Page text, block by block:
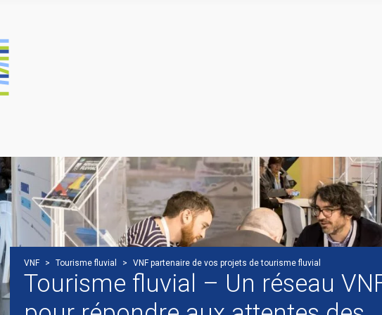
VNF > Tourisme fluvial > VNF partenaire de vos projets de tourisme fluvial
Tourisme fluvial – Un réseau